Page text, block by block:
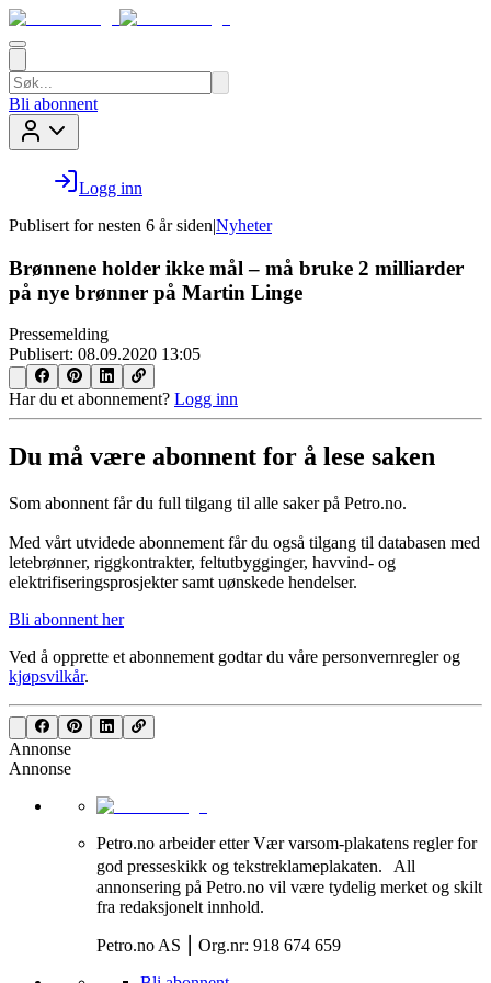
Bli abonnent
Logg inn
Publisert for nesten 6 år siden|Nyheter
Brønnene holder ikke mål – må bruke 2 milliarder
på nye brønner på Martin Linge
Pressemelding
Publisert: 08.09.2020 13:05
Har du et abonnement? Logg inn
Du må være abonnent for å lese saken
Som abonnent får du full tilgang til alle saker på Petro.no.
Med vårt utvidede abonnement får du også tilgang til databasen med
letebrønner, riggkontrakter, feltutbygginger, havvind- og
elektrifiseringsprosjekter samt uønskede hendelser.
Bli abonnent her
Ved å opprette et abonnement godtar du våre personvernreglerog
kjøpsvilkår.
Annonse
Annonse
Petro.no arbeider etter Vær varsom-plakatens regler for
god presseskikk og tekstreklameplakaten. All
annonsering på Petro.no vil være tydelig merket og skilt
fra redaksjonelt innhold.
Petro.no AS ⎮ Org.nr: 918 674 659